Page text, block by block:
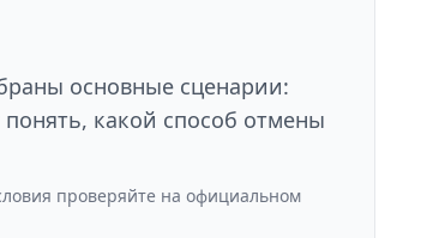
основные сценарии:
какой способ отмены
проверяйте на официальном